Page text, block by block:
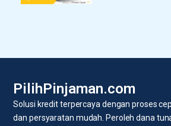
PilihPinjaman.com
Solusi kredit terpercaya dengan proses
dan persyaratan mudah. Peroleh dana